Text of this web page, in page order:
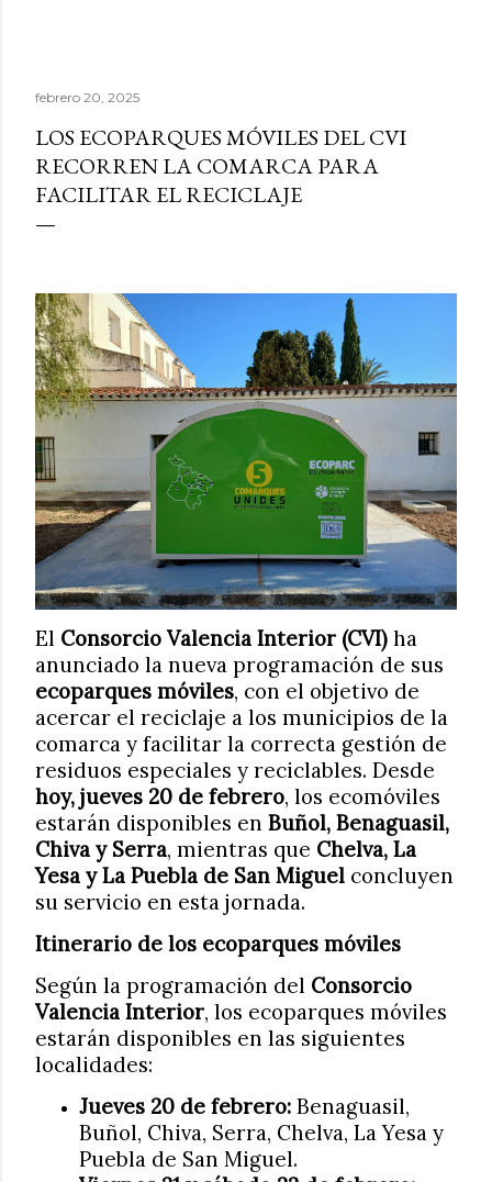
febrero 20, 2025
LOS ECOPARQUES MÓVILES DEL CVI
RECORREN LA COMARCA PARA
FACILITAR EL RECICLAJE
El Consorcio Valencia Interior (CVI) ha
anunciado la nueva programación de sus
ecoparques móviles, con el objetivo de
acercar el reciclaje a los municipios de la
comarca y facilitar la correcta gestión de
residuos especiales y reciclables. Desde
hoy, jueves 20 de febrero, los ecomóviles
estarán disponibles en Buñol, Benaguasil,
Chiva y Serra, mientras que Chelva, La
Yesa y La Puebla de San Miguel concluyen
su servicio en esta jornada.
Itinerario de los ecoparques móviles
Según la programación del Consorcio
Valencia Interior, los ecoparques móviles
estarán disponibles en las siguientes
localidades:
Jueves 20 de febrero: Benaguasil,
Buñol, Chiva, Serra, Chelva, La Yesa y
Puebla de San Miguel.